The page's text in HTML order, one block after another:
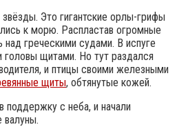
Это гигантские орлы-грифы
к морю. Распластав огромные
над греческими судами. В испуге
головы щитами. Но тут раздался
и птицы своими железными
щиты, обтянутые кожей.
поддержку с неба, и начали
валуны.